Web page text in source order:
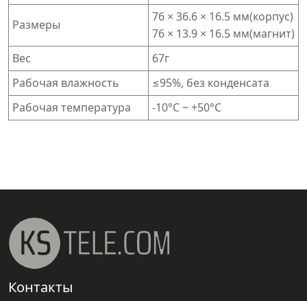
Размеры
76 × 36.6 × 16.5 мм(корпус)
76 × 13.9 × 16.5 мм(магнит)
Вес
67г
Рабочая влажность
≤95%, без конденсата
Рабочая температура
-10°C ~ +50°C
Контакты